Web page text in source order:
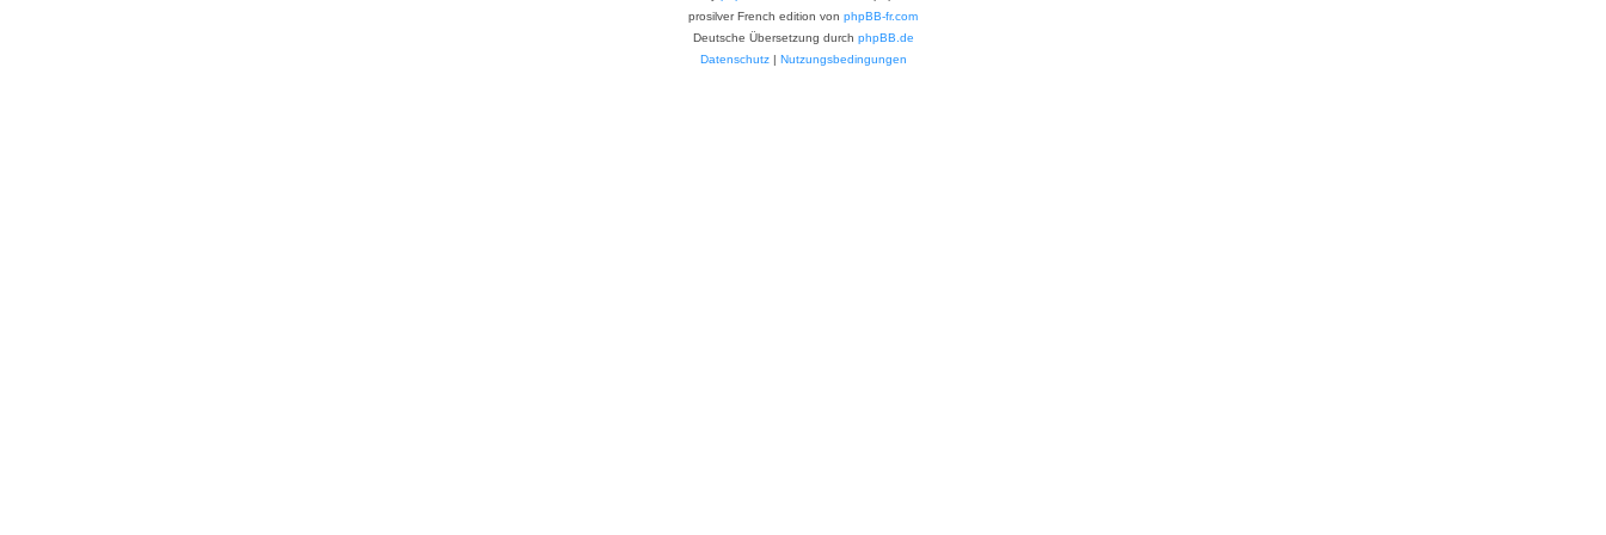
prosilver French edition von phpBB-fr.com
Deutsche Übersetzung durch phpBB.de
Datenschutz| Nutzungsbedingungen